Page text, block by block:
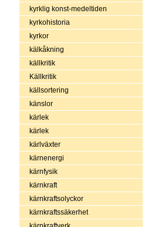
kyrklig konst-medeltiden
kyrkohistoria
kyrkor
kälkåkning
källkritik
Källkritik
källsortering
känslor
kärlek
kärlek
kärlväxter
kärnenergi
kärnfysik
kärnkraft
kärnkraftsolyckor
kärnkraftssäkerhet